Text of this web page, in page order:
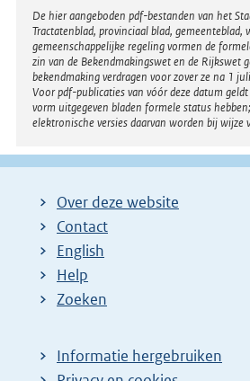
r
n
e
l
i
n
k
Disclaimer
De hier aangeboden pdf-bestanden van het
Tractatenblad, provinciaal blad, gemeenteblad,
gemeenschappelijke regeling vormen de
zin van de Bekendmakingswet en de Rijkswet
bekendmaking verdragen voor zover ze na 1
Voor pdf-publicaties van vóór deze datum
vorm uitgegeven bladen formele status
elektronische versies daarvan worden bij wijze
Over deze website
Contact
English
Help
Zoeken
Informatie hergebruiken